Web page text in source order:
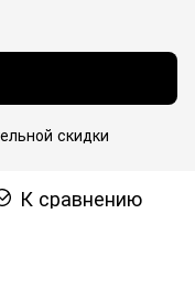
скидки
К сравнению